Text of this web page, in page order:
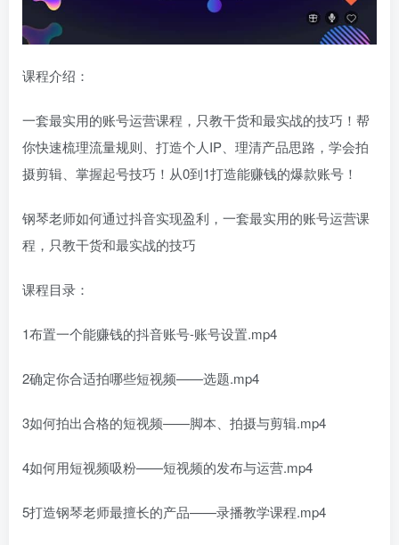
课程介绍：
一套最实用的账号运营课程，只教干货和最实战的技巧！帮
你快速梳理流量规则、打造个人IP、理清产品思路，学会拍
摄剪辑、掌握起号技巧！从0到1打造能赚钱的爆款账号！
钢琴老师如何通过抖音实现盈利，一套最实用的账号运营课
程，只教干货和最实战的技巧
课程目录：
1布置一个能赚钱的抖音账号-账号设置.mp4
2确定你合适拍哪些短视频——选题.mp4
3如何拍出合格的短视频——脚本、拍摄与剪辑.mp4
4如何用短视频吸粉——短视频的发布与运营.mp4
5打造钢琴老师最擅长的产品——录播教学课程.mp4